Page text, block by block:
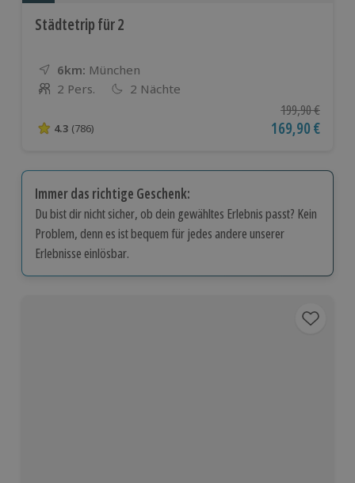
Städtetrip für 2
6km: Entfernung
Standort
München
Anzahl der Teilnehmer
2 Pers. 2 Nächte
4.3 von 5 Sternen basierend auf 786 Bewertungen
4.3 (786)
Ursprünglicher
199,90 €
Aktueller Preis
169,90 €
Immer das richtige Geschenk:
Du bist dir nicht sicher, ob dein gewähltes Erlebnis passt? Kein
Problem, denn es ist bequem für jedes andere unserer
Erlebnisse einlösbar.